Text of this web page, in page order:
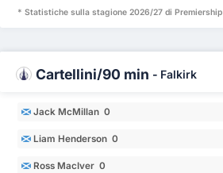
* Statistiche sulla stagione 2026/27 di Premiership
Cartellini/90 min - Falkirk
Jack McMillan 0
Liam Henderson 0
Ross MacIver 0